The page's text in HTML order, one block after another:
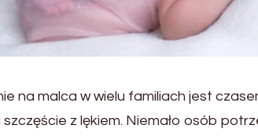
na malca w wielu familiach jest
szczęście z lękiem. Niemało osób